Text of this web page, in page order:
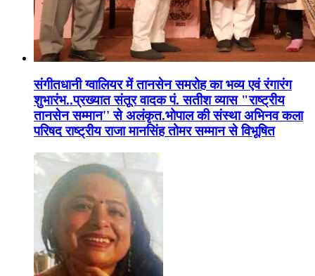
संगीतधानी ग्वालियर में तानसेन समरोह का भव्य एवं रंगारंग
शुभारंभ..प्रख्यात संतूर वादक पं. सतीश व्यास "राष्ट्रीय
तानसेन सम्मान'' से अलंकृत.भोपाल की संस्था अभिनव कला
परिषद राष्ट्रीय राजा मानसिंह तोमर सम्मान से विभूषित